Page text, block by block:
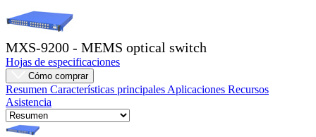
Cómo
comprar
Recursos
Contacto
RegistrarseIniciar
sesión
Empresa
MXS-9200 - MEMS optical switch
Hojas de especificaciones
Cómo comprar
Resumen Características principales Aplicaciones Recursos
Asistencia